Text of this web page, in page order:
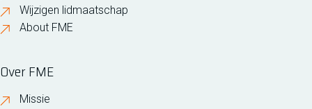
Wijzigen lidmaatschap
About FME
Over FME
Missie